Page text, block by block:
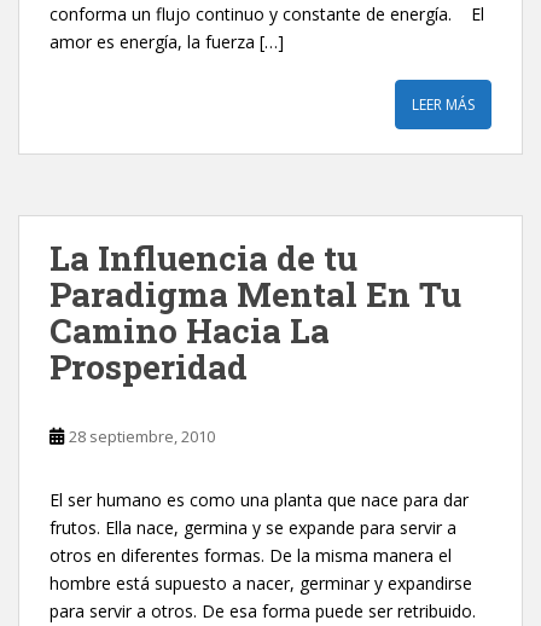
conforma un flujo continuo y constante de energía. El
amor es energía, la fuerza […]
LEER MÁS
La Influencia de tu
Paradigma Mental En Tu
Camino Hacia La
Prosperidad
28 septiembre, 2010
El ser humano es como una planta que nace para dar
frutos. Ella nace, germina y se expande para servir a
otros en diferentes formas. De la misma manera el
hombre está supuesto a nacer, germinar y expandirse
para servir a otros. De esa forma puede ser retribuido.